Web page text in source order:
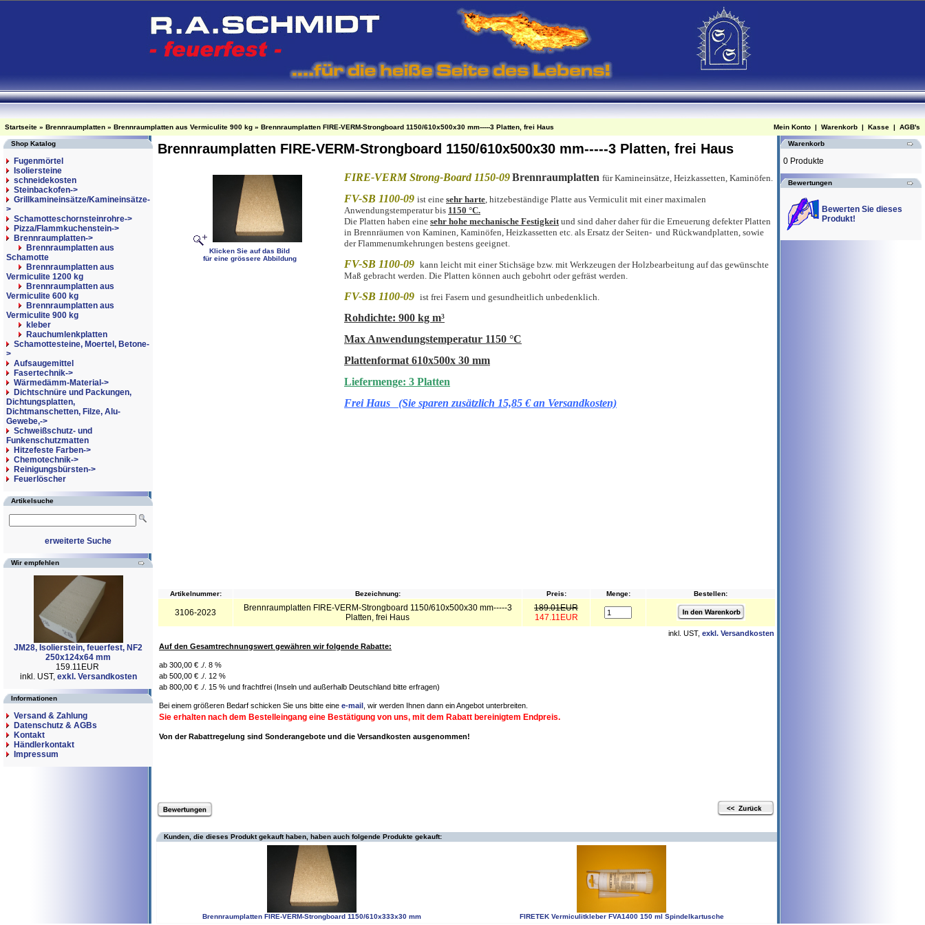
Startseite » Brennraumplatten » Brennraumplatten aus Vermiculite 900 kg » Brennraumplatten FIRE-VERM-Strongboard 1150/610x500x30 mm-----3 Platten, frei Haus Mein Konto | Warenkorb | Kasse | AGB's
Shop Katalog
Fugenmörtel
Isoliersteine
schneidekosten
Steinbackofen->
Grillkamineinsätze/Kamineinsätze-
>
Schamotteschornsteinrohre->
Pizza/Flammkuchenstein->
Brennraumplatten->
Brennraumplatten aus
Schamotte
Brennraumplatten aus
Vermiculite 1200 kg
Brennraumplatten aus
Vermiculite 600 kg
Brennraumplatten aus
Vermiculite 900 kg
kleber
Rauchumlenkplatten
Schamottesteine, Moertel, Betone-
>
Aufsaugemittel
Fasertechnik->
Wärmedämm-Material->
Dichtschnüre und Packungen,
Dichtungsplatten,
Dichtmanschetten, Filze, Alu-
Gewebe,->
Schweißschutz- und
Funkenschutzmatten
Hitzefeste Farben->
Chemotechnik->
Reinigungsbürsten->
Feuerlöscher
Artikelsuche
erweiterte Suche
Wir empfehlen
JM28, Isolierstein, feuerfest, NF2
250x124x64 mm
159.11EUR
inkl. UST, exkl. Versandkosten
Informationen
Versand & Zahlung
Datenschutz & AGBs
Kontakt
Händlerkontakt
Impressum
Brennraumplatten FIRE-VERM-Strongboard 1150/610x500x30 mm-----3 Platten, frei Haus
Klicken Sie auf das Bild
für eine grössere Abbildung
FIRE-VERM Strong-Board 1150-09Brennraumplatten für Kamineinsätze, Heizkassetten, Kaminöfen.
FV-SB 1100-09 ist eine sehr harte, hitzebeständige Platte aus Vermiculit mit einer maximalen
Anwendungstemperatur bis 1150 °C.
Die Platten haben eine sehr hohe mechanische Festigkeitund sind daher daher für die Erneuerung defekter Platten
in Brennräumen von Kaminen, Kaminöfen, Heizkassetten etc. als Ersatz der Seiten- und Rückwandplatten, sowie
der Flammenumkehrungen bestens geeignet.
FV-SB 1100-09 kann leicht mit einer Stichsäge bzw. mit Werkzeugen der Holzbearbeitung auf das gewünschte
Maß gebracht werden. Die Platten können auch gebohrt oder gefräst werden.
FV-SB 1100-09 ist frei Fasern und gesundheitlich unbedenklich.
Rohdichte: 900 kg m³
Max Anwendungstemperatur 1150 °C
Plattenformat 610x500x 30 mm
Liefermenge: 3 Platten
Frei Haus (Sie sparen zusätzlich 15,85 € an Versandkosten)
Artikelnummer: Bezeichnung: Preis: Menge: Bestellen:
3106-2023
Brennraumplatten FIRE-VERM-Strongboard 1150/610x500x30 mm-----3
Platten, frei Haus
189.01EUR
147.11EUR
inkl. UST, exkl. Versandkosten
Auf den Gesamtrechnungswert gewähren wir folgende Rabatte:
ab 300,00 € ./. 8 %
ab 500,00 € ./. 12 %
ab 800,00 € ./. 15 % und frachtfrei (Inseln und außerhalb Deutschland bitte erfragen)
Bei einem größeren Bedarf schicken Sie uns bitte eine e-mail , wir werden Ihnen dann ein Angebot unterbreiten.
Sie erhalten nach dem Bestelleingang eine Bestätigung von uns, mit dem Rabatt bereinigtem Endpreis.
Von der Rabattregelung sind Sonderangebote und die Versandkosten ausgenommen!
Kunden, die dieses Produkt gekauft haben, haben auch folgende Produkte gekauft:
Brennraumplatten FIRE-VERM-Strongboard 1150/610x333x30 mm FIRETEK Vermiculitkleber FVA1400 150 ml Spindelkartusche
Warenkorb
0 Produkte
Bewertungen
Bewerten Sie dieses
Produkt!